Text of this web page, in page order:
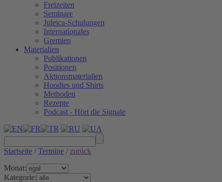
Freizeiten
Seminare
Juleica-Schulungen
Internationales
Gremien
Materialien
Publikationen
Positionen
Aktionsmaterialien
Hoodies und Shirts
Methoden
Rezepte
Podcast - Hört die Signale
Startseite / Termine / zurück
Monat:
Kategorie: